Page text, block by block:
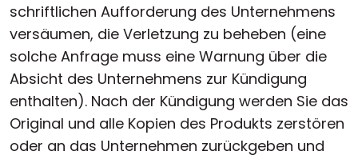
schriftlichen Aufforderung des Unternehmens
versäumen, die Verletzung zu beheben (eine
solche Anfrage muss eine Warnung über die
Absicht des Unternehmens zur Kündigung
enthalten). Nach der Kündigung werden Sie das
Original und alle Kopien des Produkts zerstören
oder an das Unternehmen zurückgeben und